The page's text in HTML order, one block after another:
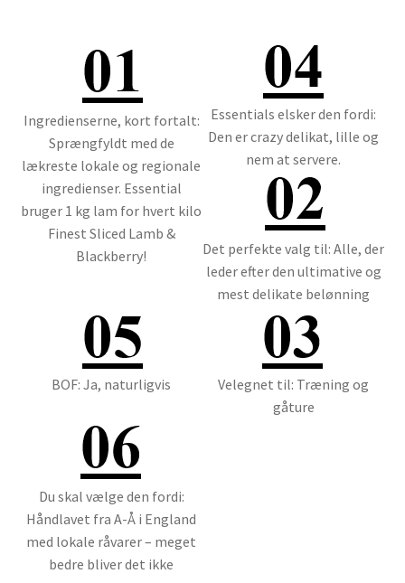
Ingredienserne, kort fortalt:
Sprængfyldt med de
lækreste lokale og regionale
ingredienser. Essential
bruger 1 kg lam for hvert kilo
Finest Sliced Lamb &
Blackberry!
Essentials elsker den fordi:
Den er crazy delikat, lille og
nem at servere.
Det perfekte valg til: Alle, der
leder efter den ultimative og
mest delikate belønning
BOF: Ja, naturligvis
Velegnet til: Træning og
gåture
Du skal vælge den fordi:
Håndlavet fra A-Å i England
med lokale råvarer – meget
bedre bliver det ikke